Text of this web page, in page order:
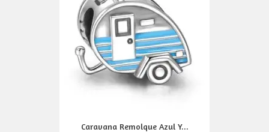
Caravana Remolque Azul Y...